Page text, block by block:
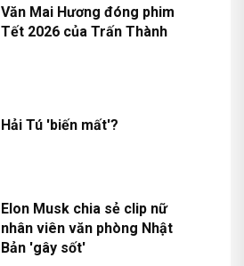
Văn Mai Hương đóng phim
Tết 2026 của Trấn Thành
Hải Tú 'biến mất'?
Elon Musk chia sẻ clip nữ
nhân viên văn phòng Nhật
Bản 'gây sốt'